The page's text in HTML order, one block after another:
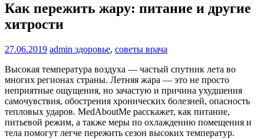
Как пережить жару: питание и другие
хитрости
27.06.2019 admin здоровье, советы врача
Высокая температура воздуха — частый спутник лета во
многих регионах страны. Летняя жара — это не просто
неприятные ощущения, но зачастую и причина ухудшения
самочувствия, обострения хронических болезней, опасность
тепловых ударов. MedAboutMe расскажет, как питание,
питьевой режим, а также меры по охлаждению помещения и
тела помогут легче пережить сезон высоких температур.